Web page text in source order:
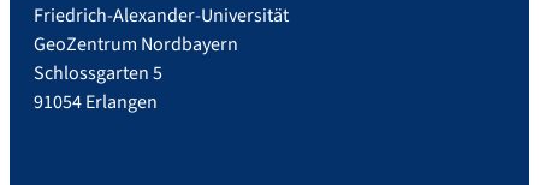
Friedrich-Alexander-Universität
GeoZentrum Nordbayern
Schlossgarten 5
91054 Erlangen